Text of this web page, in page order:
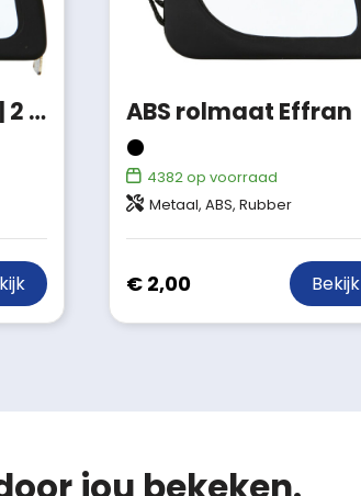
Rolmaat Arianne | 2 meter ABS rolmaat Effran
4382op voorraad
Metaal, ABS, Rubber
€ 2,00 Bekijk